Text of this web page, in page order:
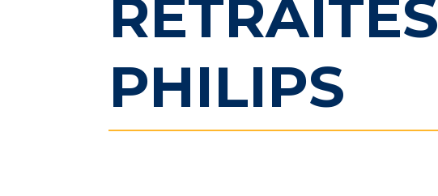
RETRAITÉS
PHILIPS